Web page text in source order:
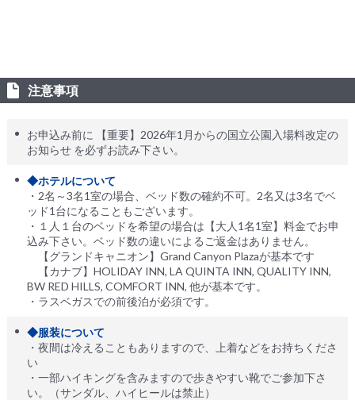
注意事項
お申込み前に 【重要】2026年1月からの国立公園入場料改定の
お知らせ を必ずお読み下さい。
◆ホテルについて
・2名～3名1室の場合、ベッド数の確約不可。2名又は3名でベ
ッド1台になることもございます。
・１人１台のベッドを希望の場合は【大人1名1室】料金でお申
込み下さい。ベッド数の違いによるご返金はありません。
【グランドキャニオン】Grand Canyon Plazaが基本です
【カナブ】HOLIDAY INN, LA QUINTA INN, QUALITY INN,
BW RED HILLS, COMFORT INN, 他が基本です。
・ラスベガスでの前後泊が必須です。
◆服装について
・夜間は冷えることもありますので、上着などをお持ちくださ
い
・一部ハイキングを含みますので歩きやすい靴でご参加下さ
い。（サンダル、ハイヒールは禁止）